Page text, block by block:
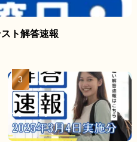
ト解答速報